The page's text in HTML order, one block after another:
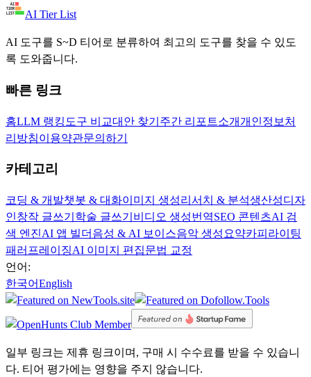
AI Tier List
AI 도구를 S~D 티어로 분류하여 최고의 도구를 찾을 수 있도
록 도와줍니다.
빠른 링크
홈LLM 랭킹 도구 비교대안 찾기 주간 리포트소개개인정보처
리방침이용약관문의하기
카테고리
코딩 & 개발챗봇 & 대화이미지 생성리서치 & 분석생산성디자
인창작 글쓰기 학술 글쓰기 비디오 생성번역SEO 콘텐츠AI 검
색 엔진AI 앱 빌더 음성 & AI 보이스음악 생성 요약카피라이팅
패러프레이징AI 이미지 편집문법 교정
언어:
한국어English
일부 링크는 제휴 링크이며, 구매 시 수수료를 받을 수 있습니
다. 티어 평가에는 영향을 주지 않습니다.